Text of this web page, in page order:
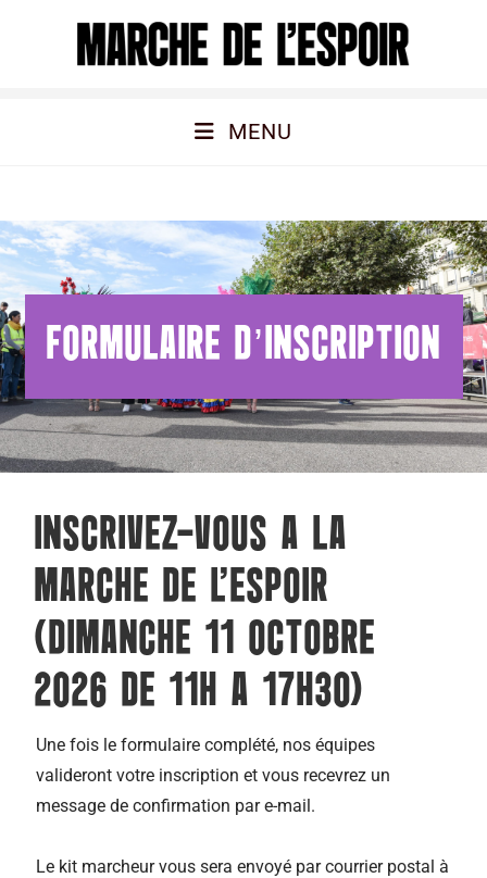
MENU
FORMULAIRE D’INSCRIPTION
INSCRIVEZ-VOUS A LA
MARCHE DE L'ESPOIR
(DIMANCHE 11 OCTOBRE
2026 DE 11H A 17H30)
Une fois le formulaire complété, nos équipes
valideront votre inscription et vous recevrez un
message de confirmation par e-mail.
Le kit marcheur vous sera envoyé par courrier postal à